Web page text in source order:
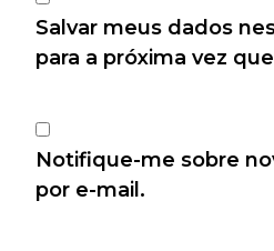
Salvar meus dados
para a próxima vez
Notifique-me sobre
por e-mail.